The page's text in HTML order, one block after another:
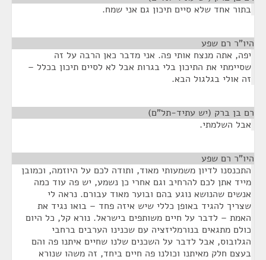
בתור אחד שלא סיים תיכון גם אני שמח.
היו"ר רם שפע
יפה, אתה מנצח אותי פה. אני מדבר כאן הרבה על זה
שסיימתי את התיכון בלי בגרות אבל לא לסיים תיכון בכלל –
זה אולי בגלגול הבא.
רם בן ברק (יש עתיד-תל"ם)
אבל השלמתי.
היו"ר רם שפע
התכנסנו לדיון משמעותי מאוד, ותודה לכם על היוזמה, וכמובן
מייד אתן לכם להרחיב וגם אחרי כן נשמע, יש פה עוד כמה
אנשים שהנושא נוגע בהם ובוער מאוד עבורם. נראה לי
שצריך להגיד באופן כללי שיש איזה פחד – בואו נגיד את
האמת – לדבר על חיים משותפים בישראל. נורא קל, כל היום
כולם מתגאים בנורמליזציה עם שכנינו הערבים ברחבי
הגלובוס, אבל לדבר על השכנים שלנו שחיים איתנו פה והם
בעצם חלק מאיתנו וכולנו פה חיים ביחד, זה משהו שנורא